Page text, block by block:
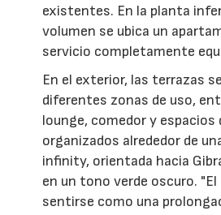
existentes. En la planta
volumen se ubica un
servicio completamente
En el exterior, las terrazas
diferentes zonas de uso,
lounge, comedor y espacios
organizados alrededor de
infinity, orientada hacia
en un tono verde oscuro.
sentirse como una